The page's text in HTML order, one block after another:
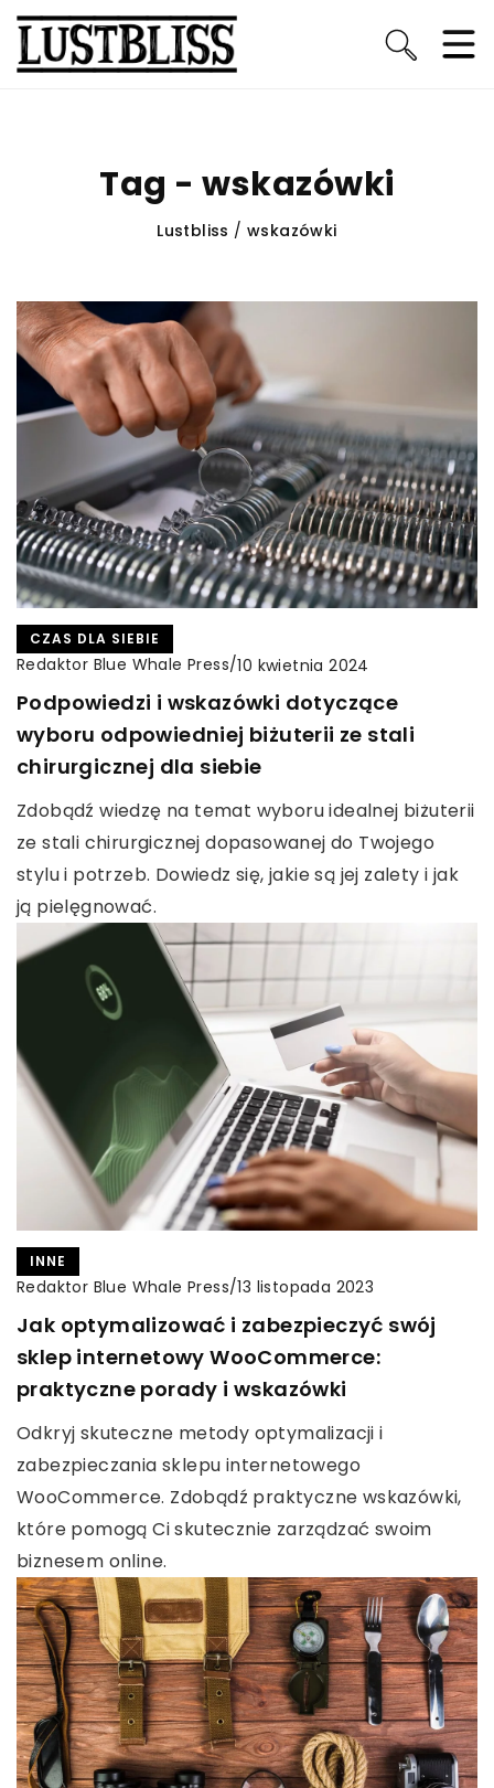
Tag - wskazówki
Lustbliss /wskazówki
CZAS DLA SIEBIE
Redaktor Blue Whale Press/10 kwietnia 2024
Podpowiedzi i wskazówki dotyczące
wyboru odpowiedniej biżuterii ze stali
chirurgicznej dla siebie
Zdobądź wiedzę na temat wyboru idealnej biżuterii
ze stali chirurgicznej dopasowanej do Twojego
stylu i potrzeb. Dowiedz się, jakie są jej zalety i jak
ją pielęgnować.
INNE
Redaktor Blue Whale Press/13 listopada 2023
Jak optymalizować i zabezpieczyć swój
sklep internetowy WooCommerce:
praktyczne porady i wskazówki
Odkryj skuteczne metody optymalizacji i
zabezpieczania sklepu internetowego
WooCommerce. Zdobądź praktyczne wskazówki,
które pomogą Ci skutecznie zarządzać swoim
biznesem online.